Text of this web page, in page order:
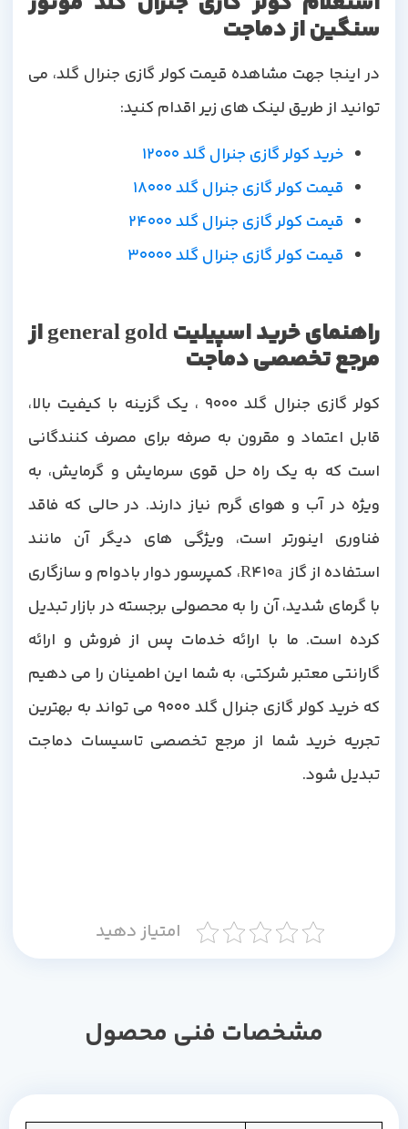
سنگین از دماجت
در اینجا جهت مشاهده قیمت کولر گازی جنرال گلد، می
توانید از طریق لینک های زیر اقدام کنید:
خرید کولر گازی جنرال گلد 12000
قیمت کولر گازی جنرال گلد 18000
قیمت کولر گازی جنرال گلد 24000
قیمت کولر گازی جنرال گلد 30000
راهنمای خرید اسپیلیت general gold از
مرجع تخصصی دماجت
کولر گازی جنرال گلد 9000 ، یک گزینه با کیفیت بالا،
قابل اعتماد و مقرون به صرفه برای مصرف کنندگانی
است که به یک راه حل قوی سرمایش و گرمایش، به
ویژه در آب و هوای گرم نیاز دارند. در حالی که فاقد
فناوری اینورتر است، ویژگی های دیگر آن مانند
استفاده از گاز R410a، کمپرسور دوار بادوام و سازگاری
با گرمای شدید، آن را به محصولی برجسته در بازار تبدیل
کرده است. ما با ارائه خدمات پس از فروش و ارائه
گارانتی معتبر شرکتی، به شما این اطمینان را می دهیم
که خرید کولر گازی جنرال گلد 9000 می تواند به بهترین
تجریه خرید شما از مرجع تخصصی تاسیسات دماجت
تبدیل شود.
امتیاز دهید
مشخصات فنی محصول